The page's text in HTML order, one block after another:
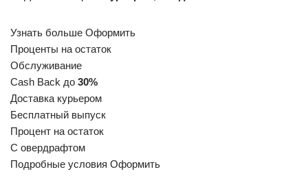
Узнать больше Оформить
Проценты на остаток
Обслуживание
Cash Back до 30%
Доставка курьером
Бесплатный выпуск
Процент на остаток
С овердрафтом
Подробные условия Оформить